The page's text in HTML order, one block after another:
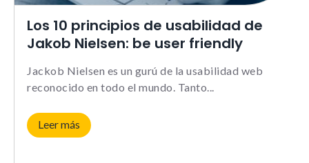
Los 10 principios de usabilidad de
Jakob Nielsen: be user friendly
Jackob Nielsen es un gurú de la usabilidad web
reconocido en todo el mundo. Tanto
Leer más
_ga |
Le informamos de que puede
su navegador para bloquear o
sobre estas cookies, sin